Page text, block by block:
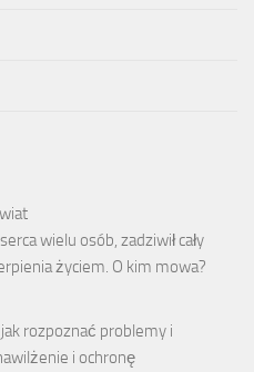
wielu osób, zadziwił cały
życiem. O kim mowa?
rozpoznać problemy i
i ochronę